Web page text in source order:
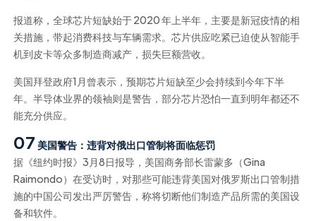
报道称，全球芯片短缺始于 2020 年上半年，主要是新冠疫情的相
关措施，带起消费科技与车辆需求。芯片供应吃紧已迫使从智能手
机到皮卡等众多制造商减产，损失巨额营收。
美国拜登政府1月曾表示，预期芯片短缺至少会持续到今年下半
年。半导体业界的领袖则是警告，部分芯片恐怕一直到明年都还不
能充分供应。
07 美国警告：违背对俄出口管制将面临惩罚
据《纽约时报》3月8日报导，美国商务部长雷蒙多（Gina
Raimondo）在受访时，对那些可能违背美国对俄罗斯出口管制措
施的中国公司发出严厉警告，称将切断他们制造产品所需的美国设
备和软件。